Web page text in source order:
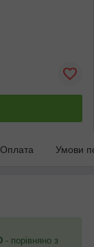
Оплата Умови
- порівняно з